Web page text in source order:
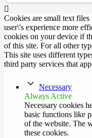
Cookies are small text files
user\'s experience more
cookies on your device if
of this site. For all other
This site uses different
third party services that
Necessary
Always Active
Necessary cookies
basic functions like
of the website. The
these cookies.